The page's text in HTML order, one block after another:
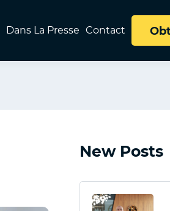
Dans La Presse Contact
New Posts